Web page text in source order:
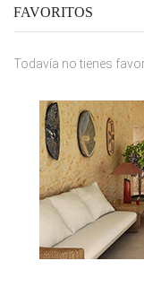
FAVORITOS
Todavía no tienes